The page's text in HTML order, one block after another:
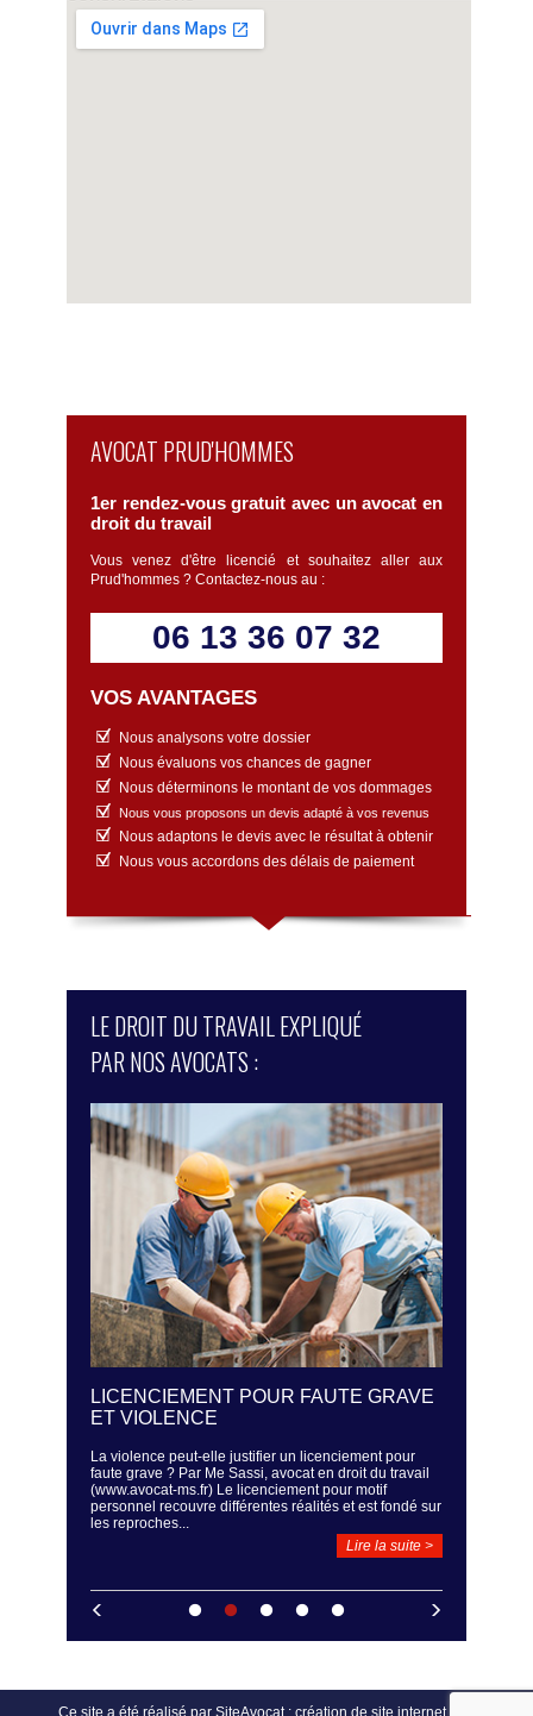
CONSULTATIONS
Sur rendez-vous uniquement
Du lundi au vendredi de 9 heures à 19 heures
AVOCAT PRUD'HOMMES
1er rendez-vous gratuit avec un avocat en
droit du travail
Vous venez d'être licencié et souhaitez aller aux
Prud'hommes ? Contactez-nous au :
06 13 36 07 32
VOS AVANTAGES
Nous analysons votre dossier
Nous évaluons vos chances de gagner
Nous déterminons le montant de vos dommages
Nous vous proposons un devis adapté à vos revenus
Nous adaptons le devis avec le résultat à obtenir
Nous vous accordons des délais de paiement
LE DROIT DU TRAVAIL EXPLIQUÉ
PAR NOS AVOCATS :
LICENCIEMENT POUR FAUTE GRAVE
ET VIOLENCE
La violence peut-elle justifier un licenciement pour
faute grave ? Par Me Sassi, avocat en droit du travail
(www.avocat-ms.fr) Le licenciement pour motif
personnel recouvre différentes réalités et est fondé sur
les reproches...
Lire la suite >